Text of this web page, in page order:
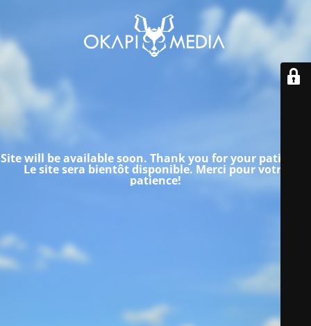
Site will be available soon. Thank you for your patience!
Le site sera bientôt disponible. Merci pour votre
patience!